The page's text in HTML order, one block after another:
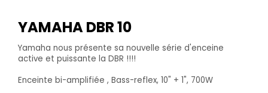
YAMAHA DBR 10
Yamaha nous présente sa nouvelle série d'enceine
active et puissante la DBR !!!!
Enceinte bi-amplifiée , Bass-reflex, 10" + 1", 700W